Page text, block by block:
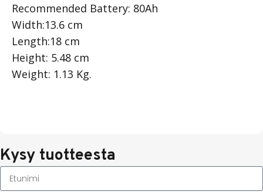
Recommended Battery: 80Ah
Width:13.6 cm
Length:18 cm
Height: 5.48 cm
Weight: 1.13 Kg.
Kysy tuotteesta